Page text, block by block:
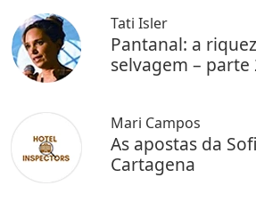
Tati Isler
Pantanal: a
selvagem – parte
Mari Campos
As apostas da
Cartagena